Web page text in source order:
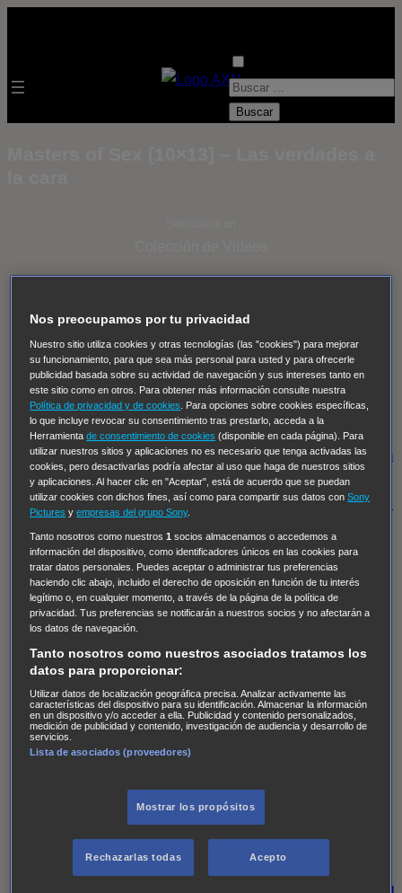
B
Thomas, el ojo del FBI Pan Am Dawson crece
Insomnia El Guardián The Blacklist Cinco en familia
Hudson & Rex Diez libras y un sueño Mr Loverman
Regreso al futuro III NUEVE CUERPOS Los últimos
caballeros Tormenta infinita Sing Street Cobra Kai
Tom
y Lola High Country Los casos de Susan Ryeland:
Moonflower Murders Twisted Metal Mentes Criminales:
Hailey Dean Without Sin: Libre de Culpa Morbius
NCIS: Nueva Orleans
Pandora En fuera de juego
The Shield: Al margen de la ley Duplicated Preacher
The Killing Kind
Chicago Fire Monarch Circuito cerradoAlert: Unidad
de personas desaparecidas
Ladrón de guante blanco Hannibal Daños y Perjuicios
AXN Masters of Sex Three PinesAccused CarterAlice
Nevers Crossing Lines
Magpie Murders Blindspot Coyote
Noche Wild Bill Mentes Criminales Candice Renoir
Annika
Nos preocupamos por tu privacidad
Nuestro sitio utiliza cookies y otras tecnologías (las "cookies") para mejorar
su funcionamiento, para que sea más personal para usted y para ofrecerle
publicidad basada sobre su actividad de navegación y sus intereses tanto en
este sitio como en otros. Para obtener más información consulte nuestra
Política de privacidad y de cookies
. Para opciones sobre cookies específicas,
lo que incluye revocar su consentimiento tras prestarlo, acceda a la
Herramientade consentimiento de cookies (disponible en cada página). Para
utilizar nuestros sitios y aplicaciones no es necesario que tenga activadas las
cookies, pero desactivarlas podría afectar al uso que haga de nuestros sitios
y aplicaciones. Al hacer clic en "Aceptar", está de acuerdo que se puedan
utilizar cookies con dichos fines, así como para compartir sus datos conSony
Pictures yempresas del grupo Sony.
Tanto nosotros como nuestros1 socios almacenamos o accedemos a
información del dispositivo, como identificadores únicos en las cookies para
tratar datos personales. Puedes aceptar o administrar tus preferencias
haciendo clic abajo, incluido el derecho de oposición en función de tu interés
legítimo o, en cualquier momento, a través de la página de la política de
privacidad. Tus preferencias se notificarán a nuestros socios y no afectarán a
los datos de navegación.
Tanto nosotros como nuestros asociados tratamos los
datos para proporcionar:
Utilizar datos de localización geográfica precisa. Analizar activamente las
características del dispositivo para su identificación. Almacenar la información
en un dispositivo y/o acceder a ella. Publicidad y contenido personalizados,
medición de publicidad y contenido, investigación de audiencia y desarrollo de
servicios.
Lista de asociados (proveedores)
Mostrar los propósitos
Rechazarlas todas Acepto